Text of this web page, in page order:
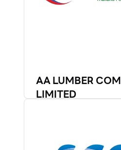
AA LUMBER
LIMITED